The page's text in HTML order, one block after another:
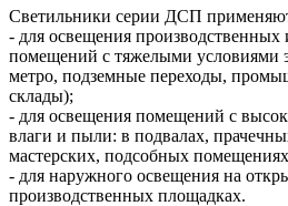
Светильники серии ДСП
- для освещения
помещений с тяжелыми условиями
метро, подземные переходы,
склады);
- для освещения помещений с
влаги и пыли: в подвалах,
мастерских, подсобных
- для наружного освещения на
производственных площадках.